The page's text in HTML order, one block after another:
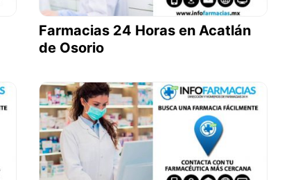
Farmacias 24 Horas en Acatlán
de Osorio